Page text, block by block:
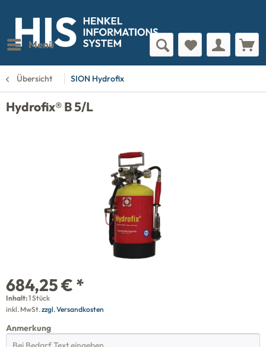
Menü
Übersicht SION Hydrofix
Hydrofix® B 5/L
684,25 € *
Inhalt:1 Stück
inkl. MwSt.zzgl. Versandkosten
Anmerkung